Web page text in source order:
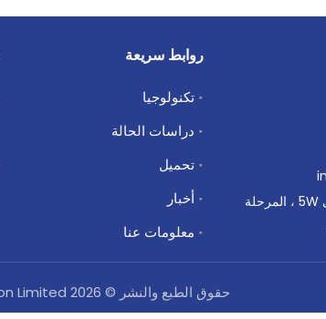
الوحدة 542 ، 5/ف ، المبنى 5W ، المرحلة
روابط سريعة
تكنولوجيا
دراسات الحالة
تحميل
أخبار
معلومات عنا
حقوق الطبع والنشر © 2026